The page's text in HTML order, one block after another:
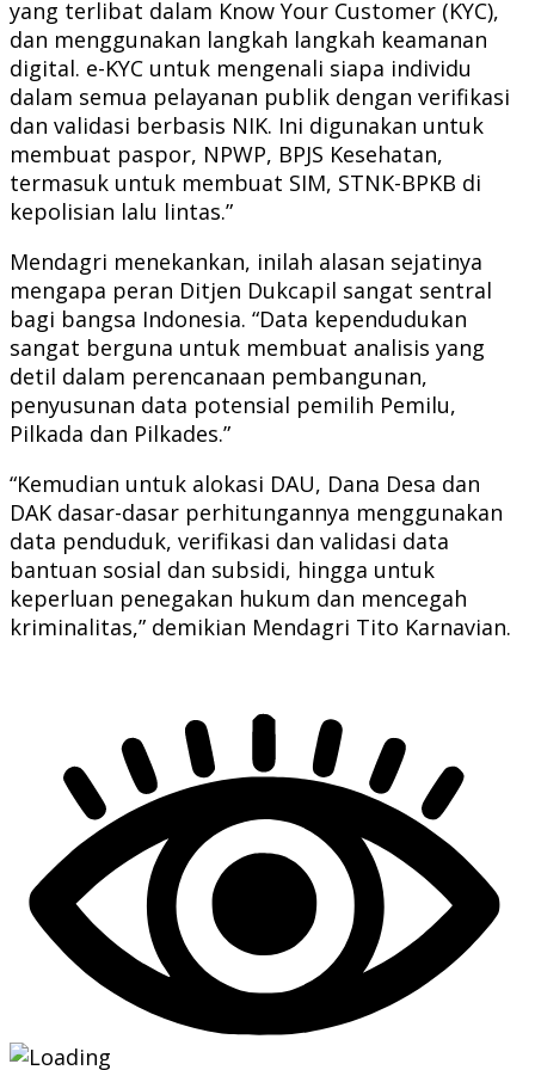
yang terlibat dalam Know Your Customer (KYC),
dan menggunakan langkah langkah keamanan
digital. e-KYC untuk mengenali siapa individu
dalam semua pelayanan publik dengan verifikasi
dan validasi berbasis NIK. Ini digunakan untuk
membuat paspor, NPWP, BPJS Kesehatan,
termasuk untuk membuat SIM, STNK-BPKB di
kepolisian lalu lintas.”
Mendagri menekankan, inilah alasan sejatinya
mengapa peran Ditjen Dukcapil sangat sentral
bagi bangsa Indonesia. “Data kependudukan
sangat berguna untuk membuat analisis yang
detil dalam perencanaan pembangunan,
penyusunan data potensial pemilih Pemilu,
Pilkada dan Pilkades.”
“Kemudian untuk alokasi DAU, Dana Desa dan
DAK dasar-dasar perhitungannya menggunakan
data penduduk, verifikasi dan validasi data
bantuan sosial dan subsidi, hingga untuk
keperluan penegakan hukum dan mencegah
kriminalitas,” demikian Mendagri Tito Karnavian.